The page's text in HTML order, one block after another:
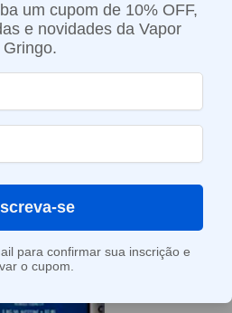
um cupom de 10% OFF,
e novidades da Vapor
Gringo.
se
para confirmar sua inscrição e
o cupom.